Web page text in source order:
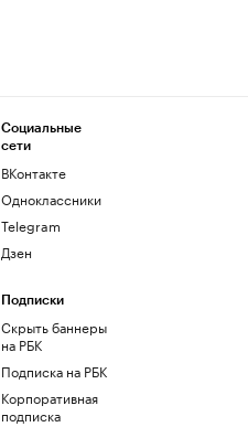
Социальные
сети
ВКонтакте
Одноклассники
Telegram
Дзен
Подписки
Скрыть баннеры
на РБК
Подписка на РБК
Корпоративная
подписка